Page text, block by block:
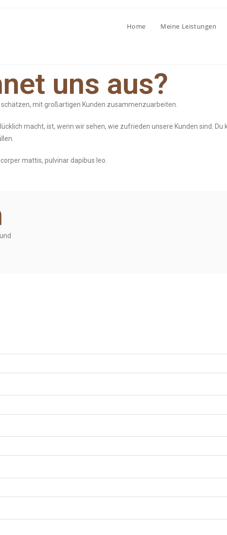
Home Meine Leistungen
uns aus?
mit großartigen Kunden zusammenzuarbeiten.
macht, ist, wenn wir sehen, wie zufrieden unsere Kunden sind. Du
mattis, pulvinar dapibus leo.